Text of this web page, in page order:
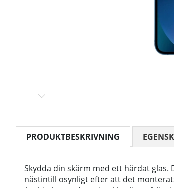
PRODUKTBESKRIVNING
Skydda din skärm med ett härdat
nästintill osynligt efter att det